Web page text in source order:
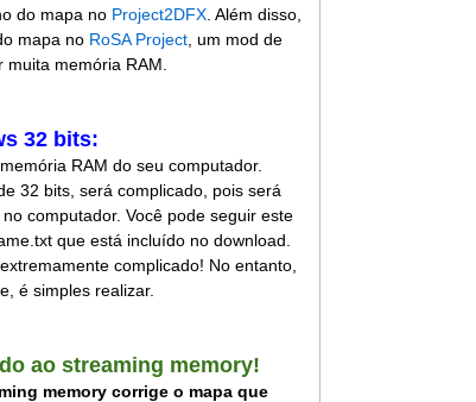
do mapa no Project2DFX. Além disso,
mapa no RoSA Project , um mod de
memória RAM.
32 bits:
RAM do seu computador.
32 bits, será complicado, pois será
computador. Você pode seguir este
que está incluído no download.
complicado! No entanto,
é simples realizar.
ao streaming memory!
memory corrige o mapa que